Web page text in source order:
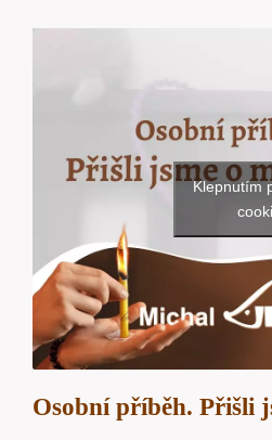
Klepnutím
Osobní příběh. Přišli